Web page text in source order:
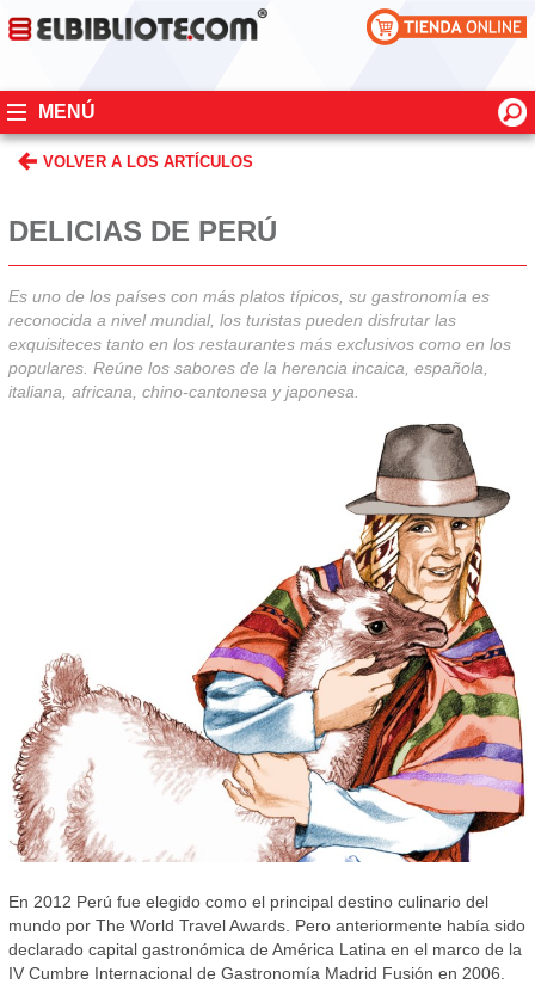
MENÚ
VOLVER A LOS ARTÍCULOS
DELICIAS DE PERÚ
Es uno de los países con más platos típicos, su gastronomía es
reconocida a nivel mundial, los turistas pueden disfrutar las
exquisiteces tanto en los restaurantes más exclusivos como en los
populares. Reúne los sabores de la herencia incaica, española,
italiana, africana, chino-cantonesa y japonesa.
En 2012 Perú fue elegido como el principal destino culinario del
mundo por The World Travel Awards. Pero anteriormente había sido
declarado capital gastronómica de América Latina en el marco de la
IV Cumbre Internacional de Gastronomía Madrid Fusión en 2006.